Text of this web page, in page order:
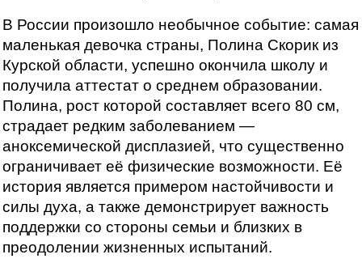
В России произошло необычное событие: самая
маленькая девочка страны, Полина Скорик из
Курской области, успешно окончила школу и
получила аттестат о среднем образовании.
Полина, рост которой составляет всего 80 см,
страдает редким заболеванием —
аноксемической дисплазией, что существенно
ограничивает её физические возможности. Её
история является примером настойчивости и
силы духа, а также демонстрирует важность
поддержки со стороны семьи и близких в
преодолении жизненных испытаний.